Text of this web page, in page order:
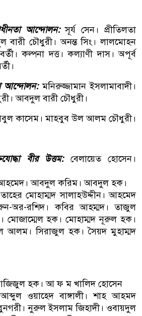
আন্দোলন:সূর্য সেন। প্রীতিলতা
বারী চৌধুরী। অনন্ত সিং। লালমোহন
কল্পনা দত্ত। কল্যাণী দাস। অপূর্ব
মনিরুজ্জামান ইসলামাবাদী।
আবদুল বারী চৌধুরী।
কাসেম। মাহবুব উল আলম চৌধুরী।
বীর উত্তম:বেলায়েত হোসেন।
আহমেদ। আবদুল করিম। আবদুল হক।
মোহাম্মদ সালাহউদ্দীন। আহমেদ
অর-রশিদ। কবির আহম্মদ। তাজুল
মোজাম্মেল হক। মোহাম্মদ নূরুল হক।
আলম। সিরাজুল হক। সৈয়দ মুহাম্মদ
হক। আ ফ ম খালিদ হোসেন
ওয়াহেদ বাঙ্গালী। শাহ আহমদ
নুরুল ইসলাম জিহাদী। ওবায়দুল